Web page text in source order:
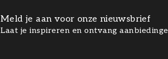
Meld je aan voor onze nieuwsbrief
Laat je inspireren en ontvang